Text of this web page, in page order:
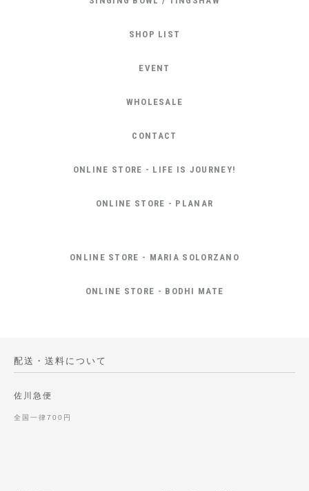
SHOP LIST
EVENT
WHOLESALE
CONTACT
ONLINE STORE - LIFE IS JOURNEY!
ONLINE STORE - PLANAR
ONLINE STORE - MARIA SOLORZANO
ONLINE STORE - BODHI MATE
配送・送料について
佐川急便
全国一律700円